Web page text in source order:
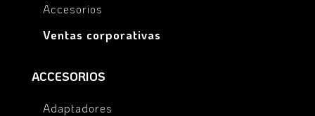
Accesorios
Ventas corporativas
ACCESORIOS
Adaptadores